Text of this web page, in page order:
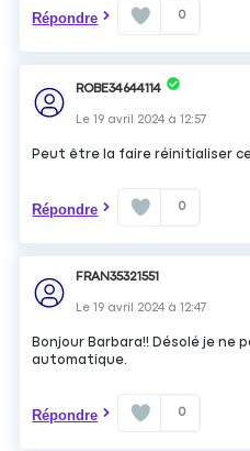
Répondre 0
ROBE34644114
Le19 avril 2024 à12:57
Peut être la faire réinitialiser
Répondre 0
FRAN35321551
Le19 avril 2024 à12:47
Bonjour Barbara!! Désolé je ne
automatique.
Répondre 0